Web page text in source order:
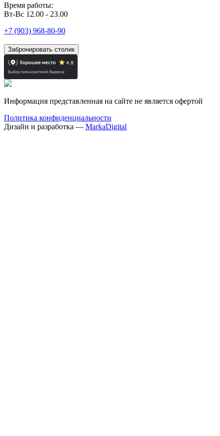
Время работы:
Вт-Вс 12.00 - 23.00
+7 (903) 968-80-90
Забронировать столик
Информация представленная на сайте не является офертой
Политика конфиденциальности
Дизайн и разработка — MarkaDigital